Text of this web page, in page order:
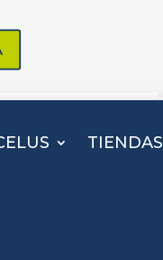
TIENDAS